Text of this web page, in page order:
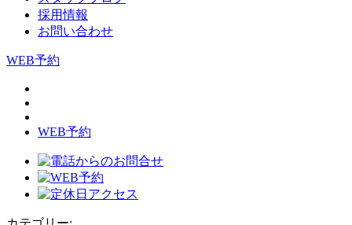
採用情報
お問い合わせ
WEB予約
WEB予約